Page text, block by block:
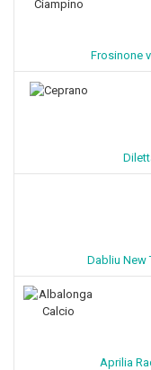
Frosinone
Dabliu New
Aprilia